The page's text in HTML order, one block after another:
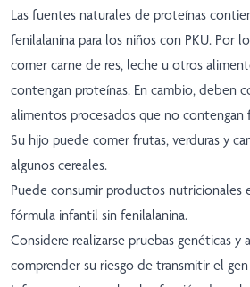
Las fuentes naturales de proteínas
fenilalanina para los niños con PKU. Por
comer carne de res, leche u otros
contengan proteínas. En cambio, deben
alimentos procesados que no contengan
Su hijo puede comer frutas, verduras y
algunos cereales.
Puede consumir productos nutricionales
fórmula infantil sin fenilalanina.
Considere realizarse pruebas genéticas y
comprender su riesgo de transmitir el gen